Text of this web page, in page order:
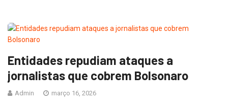
Entidades repudiam ataques a
jornalistas que cobrem Bolsonaro
Admin março 16, 2026